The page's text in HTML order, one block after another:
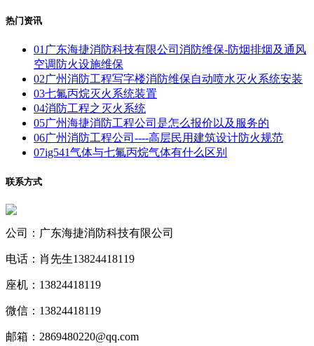
热门资讯
01 广东海捷消防科技有限公司消防维保-防烟排烟及通风
空调防火设施维保
02广州消防工程写字楼消防维保自动喷水灭火系统安装
03七氟丙烷灭火系统装置
04消防工程之灭火系统
05广州海捷消防工程公司是怎么报价以及服务的
06广州消防工程公司----高层民用建筑设计防火规范
07ig541气体与七氟丙烷气体有什么区别
联系方式
公司：广东海捷消防科技有限公司
电话：肖先生13824418119
座机：13824418119
微信：13824418119
邮箱：2869480220@qq.com